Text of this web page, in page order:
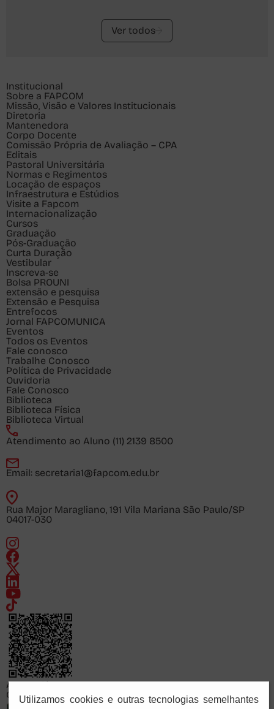
Ver todos
Institucional
Sobre a FAPCOM
Missão, Visão e Valores Institucionais
Diretoria
Mantenedora
Corpo Docente
Comissão Própria de Avaliação – CPA
Editais
Pastoral Universitária
Normas e Regimentos
Locação de espaços
Infraestrutura e Estúdios
Visite a Fapcom
Internacionalização
Cursos
Graduação
Pós-Graduação
Curta Duração
Vestibular
Inscreva-se
Bolsa PROUNI
extensão e pesquisa
Extensão e Pesquisa
Entrefocos
Jornal FAPCOMUNICA
Eventos
Todos os Eventos
Fale conosco
Trabalhe Conosco
Política de Privacidade
Ouvidoria
Fale Conosco
Biblioteca
Biblioteca Física
Biblioteca Virtual
Atendimento ao Aluno (11) 2139 8500
Email: secretaria1@fapcom.edu.br
Rua Major Maragliano, 191 Vila Mariana São Paulo/SP
04017-030
Acesse já
Consulte o cadastro da FAPCOM no sistema e-MEC
Utilizamos cookies e outras tecnologias semelhantes